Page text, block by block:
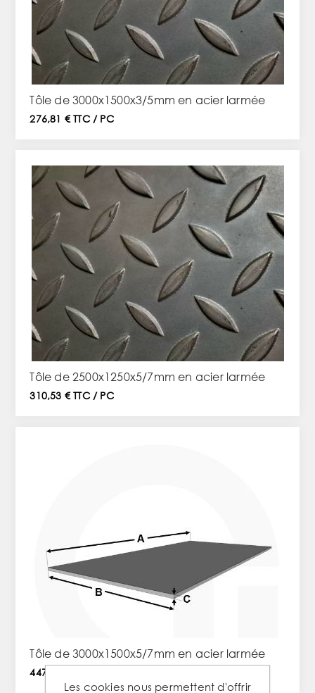
Tôle de 3000x1500x3/5mm en acier larmée
276,81 € TTC / PC
Tôle de 2500x1250x5/7mm en acier larmée
310,53 € TTC / PC
Tôle de 3000x1500x5/7mm en acier larmée
447,15 € TTC / PC
Les cookies nous permettent d'offrir